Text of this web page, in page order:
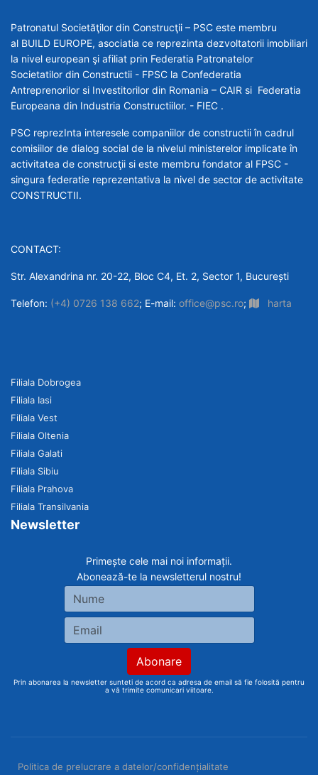
Patronatul Societăţilor din Construcţii – PSC este membru
al BUILD EUROPE, asociatia ce reprezinta dezvoltatorii imobiliari
la nivel european şi afiliat prin Federatia Patronatelor
Societatilor din Constructii - FPSC la Confederatia
Antreprenorilor si Investitorilor din Romania – CAIR si Federatia
Europeana din Industria Constructiilor. - FIEC .
PSC reprezInta interesele companiilor de constructii în cadrul
comisiilor de dialog social de la nivelul ministerelor implicate în
activitatea de construcţii si este membru fondator al FPSC -
singura federatie reprezentativa la nivel de sector de activitate
CONSTRUCTII.
CONTACT:
Str. Alexandrina nr. 20-22, Bloc C4, Et. 2, Sector 1, București
Telefon: (+4) 0726 138 662; E-mail: office@psc.ro; harta
Filiala Dobrogea
Filiala Iasi
Filiala Vest
Filiala Oltenia
Filiala Galati
Filiala Sibiu
Filiala Prahova
Filiala Transilvania
Newsletter
Primește cele mai noi informații.
Abonează-te la newsletterul nostru!
Prin abonarea la newsletter sunteti de acord ca adresa de email să fie folosită pentru
a vă trimite comunicari viitoare.
Politica de prelucrare a datelor/confidențialitate